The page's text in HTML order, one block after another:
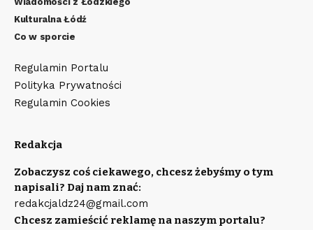
Kulturalna Łódź
Co w sporcie
Regulamin Portalu
Polityka Prywatności
Regulamin Cookies
Redakcja
Zobaczysz coś ciekawego, chcesz żebyśmy o tym
napisali? Daj nam znać:
redakcjaldz24@gmail.com
Chcesz zamieścić reklamę na naszym portalu?